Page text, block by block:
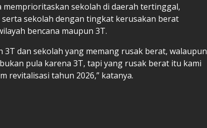
memprioritaskan sekolah di daerah tertinggal,
sekolah dengan tingkat kerusakan berat
bencana maupun 3T.
3T dan sekolah yang memang rusak berat, walaupun
pula karena 3T, tapi yang rusak berat itu kami
revitalisasi tahun 2026,” katanya.